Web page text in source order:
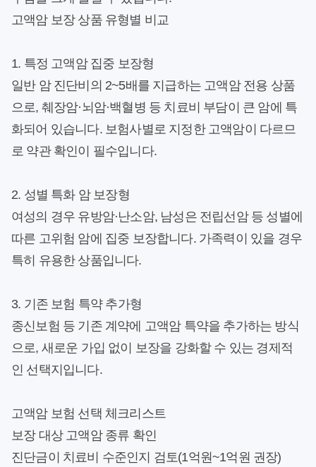
고액암 보장 상품 유형별 비교
1. 특정 고액암 집중 보장형
일반 암 진단비의 2~5배를 지급하는 고액암 전용 상품
으로, 췌장암·뇌암·백혈병 등 치료비 부담이 큰 암에 특
화되어 있습니다. 보험사별로 지정한 고액암이 다르므
로 약관 확인이 필수입니다.
2. 성별 특화 암 보장형
여성의 경우 유방암·난소암, 남성은 전립선암 등 성별에
따른 고위험 암에 집중 보장합니다. 가족력이 있을 경우
특히 유용한 상품입니다.
3. 기존 보험 특약 추가형
종신보험 등 기존 계약에 고액암 특약을 추가하는 방식
으로, 새로운 가입 없이 보장을 강화할 수 있는 경제적
인 선택지입니다.
고액암 보험 선택 체크리스트
보장 대상 고액암 종류 확인
진단금이 치료비 수준인지 검토(1억원~1억원 권장)